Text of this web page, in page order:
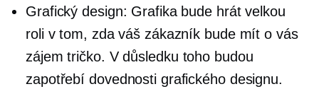
Grafický design: Grafika bude hrát velkou
roli v tom, zda váš zákazník bude mít o vás
zájemtričko. V důsledku toho budou
zapotřebí dovednosti grafického designu.